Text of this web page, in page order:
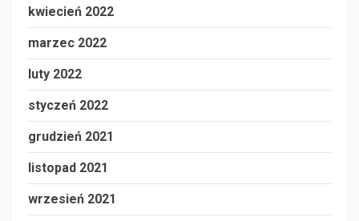
kwiecień 2022
marzec 2022
luty 2022
styczeń 2022
grudzień 2021
listopad 2021
wrzesień 2021